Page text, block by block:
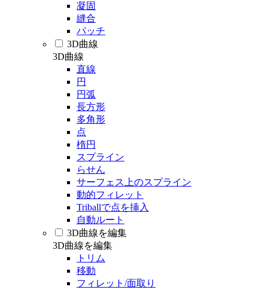
凝固
縫合
パッチ
3D曲線
3D曲線
直線
円
円弧
長方形
多角形
点
楕円
スプライン
らせん
サーフェス上のスプライン
動的フィレット
Triballで点を挿入
自動ルート
3D曲線を編集
3D曲線を編集
トリム
移動
フィレット/面取り